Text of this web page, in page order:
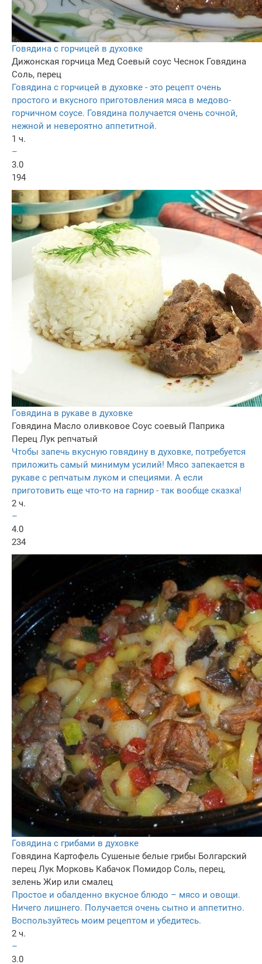
Говядина с горчицей в духовке
Дижонская горчица Мед Соевый соус Чеснок Говядина
Соль, перец
Говядина с горчицей в духовке - это рецепт очень
простого и вкусного приготовления мяса в медово-
горчичном соусе. Говядина получается очень сочной,
нежной и невероятно аппетитной.
1 ч.
–
3.0
194
Говядина в рукаве в духовке
Говядина Масло оливковое Соус соевый Паприка
Перец Лук репчатый
Чтобы запечь вкусную говядину в духовке, потребуется
приложить самый минимум усилий! Мясо запекается в
рукаве с репчатым луком и специями. А если
приготовить еще что-то на гарнир - так вообще сказка!
2 ч.
–
4.0
234
Говядина с грибами в духовке
Говядина Картофель Сушеные белые грибы Болгарский
перец Лук Морковь Кабачок Помидор Соль, перец,
зелень Жир или смалец
Простое и обалденно вкусное блюдо – мясо и овощи.
Ничего лишнего. Получается очень сытно и аппетитно.
Воспользуйтесь моим рецептом и убедитесь.
2 ч.
–
3.0